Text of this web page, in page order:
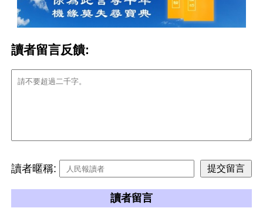
讀者留言反饋:
讀者暱稱:
讀者留言